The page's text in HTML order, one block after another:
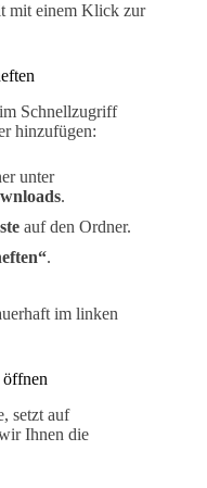
mit einem Klick zur
Schnellzugriff
hinzufügen:
unter
.
auf den Ordner.
.
im linken
setzt auf
Ihnen die